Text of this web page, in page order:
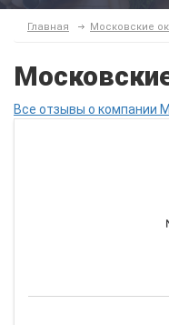
Главная Московские
Все отзывы о компании